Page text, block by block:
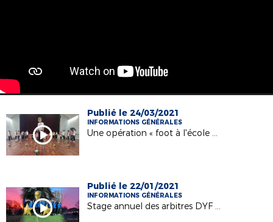
Publié le 24/03/2021
INFORMATIONS GÉNÉRALES
Une opération « foot à l'école » très réussie !!
Publié le 22/01/2021
INFORMATIONS GÉNÉRALES
Stage annuel des arbitres DYF de la FAR - Janvier 2021